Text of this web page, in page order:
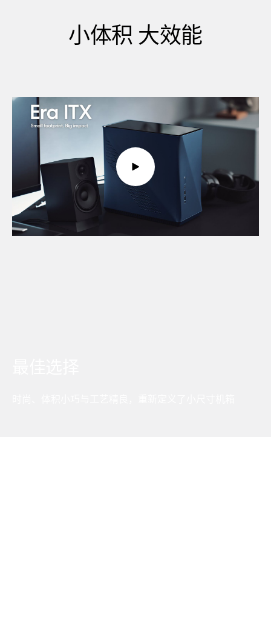
小体积 大效能